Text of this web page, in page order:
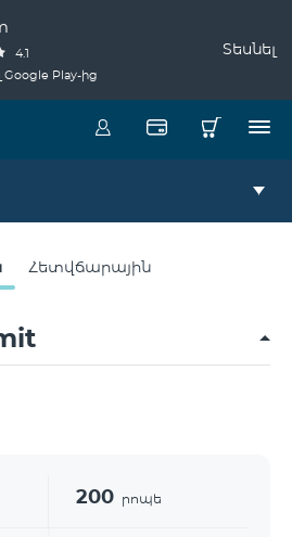
4.1
Google Play-ից
Տեսնել
Հետվճարային
200 րոպե